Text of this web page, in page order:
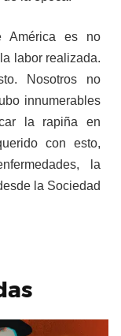
América es no
labor realizada.
Nosotros no
innumerables
la rapiña en
con esto,
la
la Sociedad